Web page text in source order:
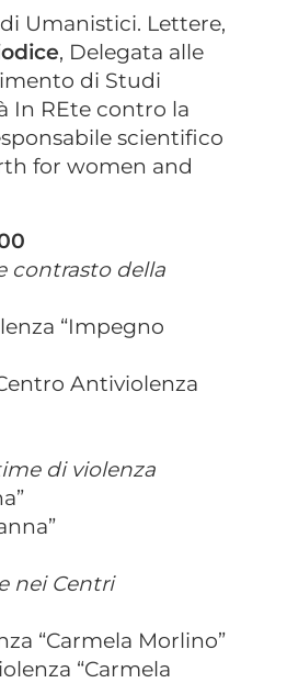
Umanistici. Lettere,
, Delegata alle
di Studi
In REte contro la
scientifico
for women and
contrasto della
“Impegno
Antiviolenza
di violenza
nei Centri
“Carmela Morlino”
“Carmela